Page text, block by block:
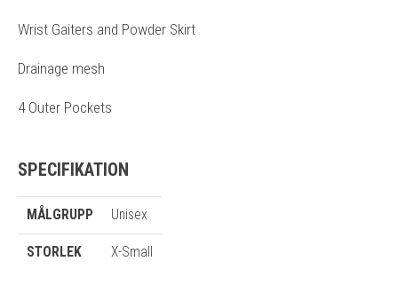
Wrist Gaiters and Powder Skirt
Drainage mesh
4 Outer Pockets
SPECIFIKATION
MÅLGRUPP Unisex
STORLEK X-Small